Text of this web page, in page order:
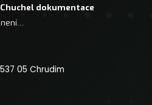
dokumentace
05 Chrudim